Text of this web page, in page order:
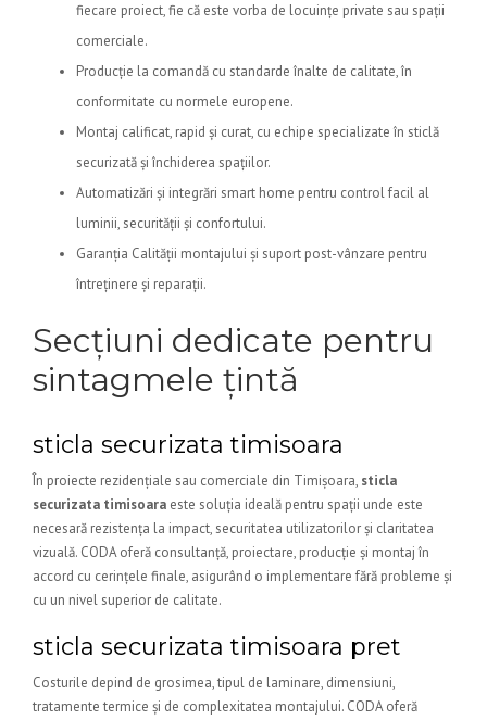
fiecare proiect, fie că este vorba de locuințe private sau spații
comerciale.
Producție la comandă cu standarde înalte de calitate, în
conformitate cu normele europene.
Montaj calificat, rapid și curat, cu echipe specializate în sticlă
securizată și închiderea spațiilor.
Automatizări și integrări smart home pentru control facil al
luminii, securității și confortului.
Garanția Calității montajului și suport post-vânzare pentru
întreținere și reparații.
Secțiuni dedicate pentru
sintagmele țintă
sticla securizata timisoara
În proiecte rezidențiale sau comerciale din Timișoara, sticla
securizata timisoara este soluția ideală pentru spații unde este
necesară rezistența la impact, securitatea utilizatorilor și claritatea
vizuală. CODA oferă consultanță, proiectare, producție și montaj în
accord cu cerințele finale, asigurând o implementare fără probleme și
cu un nivel superior de calitate.
sticla securizata timisoara pret
Costurile depind de grosimea, tipul de laminare, dimensiuni,
tratamente termice și de complexitatea montajului. CODA oferă